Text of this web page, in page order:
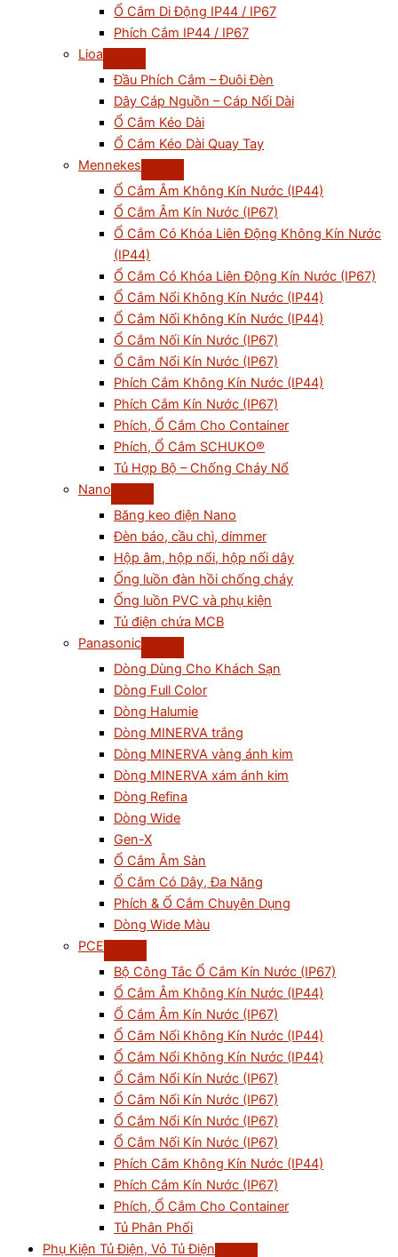
Ổ Cắm Di Động IP44 / IP67
Phích Cắm IP44 / IP67
Lioa
Đầu Phích Cắm – Đuôi Đèn
Dây Cáp Nguồn – Cáp Nối Dài
Ổ Cắm Kéo Dài
Ổ Cắm Kéo Dài Quay Tay
Mennekes
Ổ Cắm Âm Không Kín Nước (IP44)
Ổ Cắm Âm Kín Nước (IP67)
Ổ Cắm Có Khóa Liên Động Không Kín Nước
(IP44)
Ổ Cắm Có Khóa Liên Động Kín Nước (IP67)
Ổ Cắm Nổi Không Kín Nước (IP44)
Ổ Cắm Nối Không Kín Nước (IP44)
Ổ Cắm Nối Kín Nước (IP67)
Ổ Cắm Nổi Kín Nước (IP67)
Phích Cắm Không Kín Nước (IP44)
Phích Cắm Kín Nước (IP67)
Phích, Ổ Cắm Cho Container
Phích, Ổ Cắm SCHUKO®
Tủ Hợp Bộ – Chống Cháy Nổ
Nano
Băng keo điện Nano
Đèn báo, cầu chì, dimmer
Hộp âm, hộp nổi, hộp nối dây
Ống luồn đàn hồi chống cháy
Ống luồn PVC và phụ kiện
Tủ điện chứa MCB
Panasonic
Dòng Dùng Cho Khách Sạn
Dòng Full Color
Dòng Halumie
Dòng MINERVA trắng
Dòng MINERVA vàng ánh kim
Dòng MINERVA xám ánh kim
Dòng Refina
Dòng Wide
Gen-X
Ổ Cắm Âm Sàn
Ổ Cắm Có Dây, Đa Năng
Phích & Ổ Cắm Chuyên Dụng
Dòng Wide Màu
PCE
Bộ Công Tắc Ổ Cắm Kín Nước (IP67)
Ổ Cắm Âm Không Kín Nước (IP44)
Ổ Cắm Âm Kín Nước (IP67)
Ổ Cắm Nối Không Kín Nước (IP44)
Ổ Cắm Nổi Không Kín Nước (IP44)
Ổ Cắm Nổi Kín Nước (IP67)
Ổ Cắm Nối Kín Nước (IP67)
Ổ Cắm Nổi Kín Nước (IP67)
Ổ Cắm Nối Kín Nước (IP67)
Phích Cắm Không Kín Nước (IP44)
Phích Cắm Kín Nước (IP67)
Phích, Ổ Cắm Cho Container
Tủ Phân Phối
Phụ Kiện Tủ Điện, Vỏ Tủ Điện